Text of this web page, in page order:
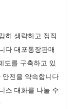
히 생략하고 정직
다 대포통장판매
도를 구축하고 있
전을 약속합니다
스 대화를 나눌 수